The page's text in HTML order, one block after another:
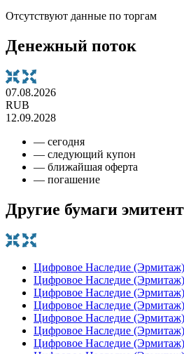
Отсутствуют данные по торгам
Денежный поток
07.08.2026
RUB
12.09.2028
— сегодня
— следующий купон
— ближайшая оферта
— погашение
Другие бумаги
Цифровое Наследие
Цифровое Наследие
Цифровое Наследие
Цифровое Наследие
Цифровое Наследие
Цифровое Наследие
Цифровое Наследие